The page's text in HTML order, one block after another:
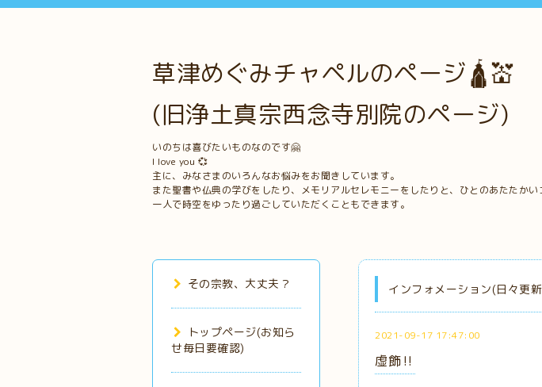
草津めぐみチャペルのページ🛕💒
(旧浄土真宗西念寺別院のページ)
いのちは喜びたいものなのです🤗
I love you 💞
主に、みなさまのいろんなお悩みをお聞きしています。
また聖書や仏典の学びをしたり、メモリアルセレモニーをしたりと、ひとのあたたか
一人で時空をゆったり過ごしていただくこともできます。
インフォメーション(日々更
2021-09-17 17:47:00
虚飾‼️
その宗教、大丈夫？
トップページ(お知ら
せ毎日要確認)